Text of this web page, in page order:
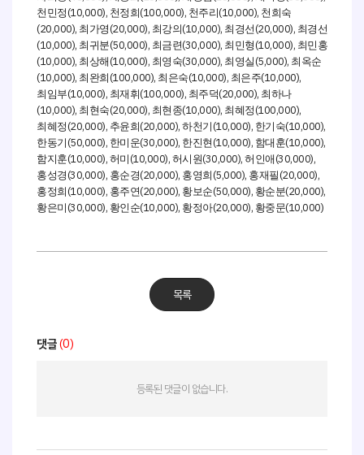
천민정 (10,000), 천정희 (100,000), 천주리 (10,000), 천희숙
(20,000), 최가영 (20,000), 최강의 (10,000), 최경선 (20,000), 최경선
(10,000), 최귀분(50,000), 최금련(30,000), 최민형 (10,000), 최민홍
(10,000), 최상해 (10,000), 최영숙(30,000), 최영실 (5,000), 최옥순
(10,000), 최완희 (100,000), 최은숙(10,000), 최은주(10,000),
최임부(10,000), 최재휘 (100,000), 최주덕(20,000), 최하나
(10,000), 최현숙(20,000), 최현종(10,000), 최혜정 (100,000),
최혜정 (20,000), 추윤희 (20,000), 하천기 (10,000), 한기숙(10,000),
한동기 (50,000), 한미운(30,000), 한진현 (10,000), 함대훈(10,000),
함지훈(10,000), 허미 (10,000), 허시원(30,000), 허인애 (30,000),
홍성경 (30,000), 홍순경(20,000), 홍영희 (5,000), 홍재필 (20,000),
홍정희 (10,000), 홍주연(20,000), 황보순(50,000), 황순분(20,000),
황은미 (30,000), 황인순(10,000), 황정아(20,000), 황중문(10,000)
목록
댓글(0)
등록된 댓글이 없습니다.